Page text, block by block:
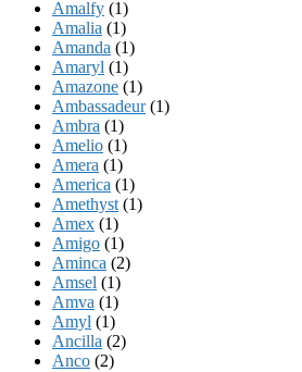
Amalfy (1)
Amalia (1)
Amanda (1)
Amaryl (1)
Amazone (1)
Ambassadeur(1)
Ambra (1)
Amelio (1)
Amera (1)
America (1)
Amethyst (1)
Amex (1)
Amigo (1)
Aminca (2)
Amsel (1)
Amva (1)
Amyl (1)
Ancilla (2)
Anco (2)